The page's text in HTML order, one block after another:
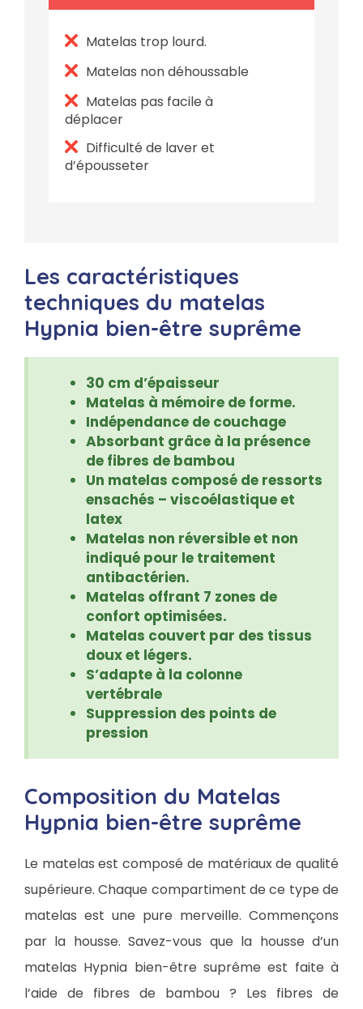
Matelas trop lourd.
Matelas non déhoussable
Matelas pas facile à
déplacer
Difficulté de laver et
d’épousseter
Les caractéristiques
techniques du matelas
Hypnia bien-être suprême
30 cm d’épaisseur
Matelas à mémoire de forme.
Indépendance de couchage
Absorbant grâce à la présence
de fibres de bambou
Un matelas composé de ressorts
ensachés – viscoélastique et
latex
Matelas non réversible et non
indiqué pour le traitement
antibactérien.
Matelas offrant 7 zones de
confort optimisées.
Matelas couvert par des tissus
doux et légers.
S’adapte à la colonne
vertébrale
Suppression des points de
pression
Composition du Matelas
Hypnia bien-être suprême
Le matelas est composé de matériaux de qualité
supérieure. Chaque compartiment de ce type de
matelas est une pure merveille. Commençons
par la housse. Savez-vous que la housse d’un
matelas Hypnia bien-être suprême est faite à
l’aide de fibres de bambou ? Les fibres de